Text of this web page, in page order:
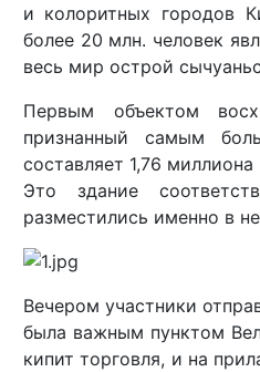
и колоритных городов
более 20 млн. человек
весь мир острой
Первым объектом
признанный самым
составляет 1,76
Это здание
разместились именно в
Вечером участники
была важным пунктом
кипит торговля, и на